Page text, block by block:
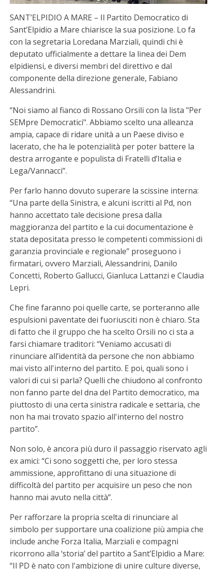
SANT’ELPIDIO A MARE – Il Partito Democratico di
Sant’Elpidio a Mare chiarisce la sua posizione. Lo fa
con la segretaria Loredana Marziali, quindi chi è
deputato ufficialmente a dettare la linea dei Dem
elpidiensi, e diversi membri del direttivo e dal
componente della direzione generale, Fabiano
Alessandrini.
“Noi siamo al fianco di Rossano Orsili con la lista "Per
SEMpre Democratici". Abbiamo scelto una alleanza
ampia, capace di ridare unità a un Paese diviso e
lacerato, che ha le potenzialità per poter battere la
destra arrogante e populista di Fratelli d’Italia e
Lega/Vannacci”.
Per farlo hanno dovuto superare la scissine interna:
“Una parte della Sinistra, e alcuni iscritti al Pd, non
hanno accettato tale decisione presa dalla
maggioranza del partito e la cui documentazione è
stata depositata presso le competenti commissioni di
garanzia provinciale e regionale” proseguono i
firmatari, ovvero Marziali, Alessandrini, Danilo
Concetti, Roberto Gallucci, Gianluca Lattanzi e Claudia
Lepri.
Che fine faranno poi quelle carte, se porteranno alle
espulsioni paventate dei fuoriusciti non è chiaro. Sta
di fatto che il gruppo che ha scelto Orsili no ci sta a
farsi chiamare traditori: “Veniamo accusati di
rinunciare all’identità da persone che non abbiamo
mai visto all'interno del partito. E poi, quali sono i
valori di cui si parla? Quelli che chiudono al confronto
non fanno parte del dna del Partito democratico, ma
piuttosto di una certa sinistra radicale e settaria, che
non ha mai trovato spazio all'interno del nostro
partito”.
Non solo, è ancora più duro il passaggio riservato agli
ex amici: “Ci sono soggetti che, per loro stessa
ammissione, approfittano di una situazione di
difficoltà del partito per acquisire un peso che non
hanno mai avuto nella città”.
Per rafforzare la propria scelta di rinunciare al
simbolo per supportare una coalizione più ampia che
include anche Forza Italia, Marziali e compagni
ricorrono alla ‘storia’ del partito a Sant’Elpidio a Mare:
“Il PD è nato con l'ambizione di unire culture diverse,